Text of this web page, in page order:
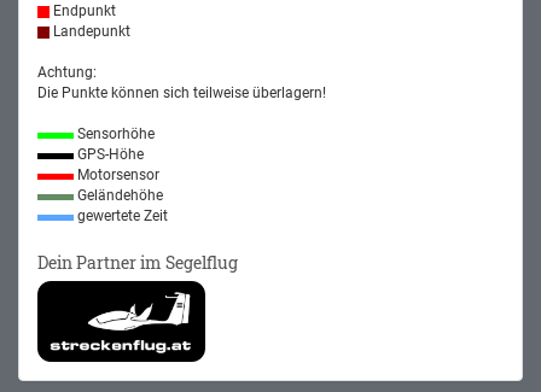
Endpunkt
Landepunkt
Achtung:
Die Punkte können sich teilweise überlagern!
Sensorhöhe
GPS-Höhe
Motorsensor
Geländehöhe
gewertete Zeit
Dein Partner im Segelflug